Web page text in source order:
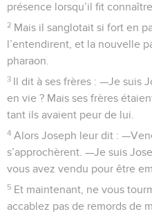
présence lorsqu’il fit
2 Mais il sanglotait si fort en
l’entendirent, et la nouvelle
pharaon.
3 Il dit à ses frères : —Je suis
en vie ? Mais ses frères
tant ils avaient peur de lui.
4 Alors Joseph leur dit :
s’approchèrent. —Je suis
vous avez vendu pour être
5 Et maintenant, ne vous
accablez pas de remords de